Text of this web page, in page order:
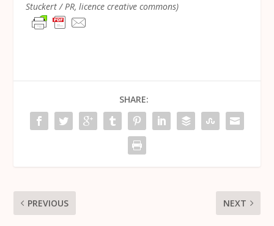
Stuckert / PR, licence creative commons)
SHARE:
PREVIOUS NEXT